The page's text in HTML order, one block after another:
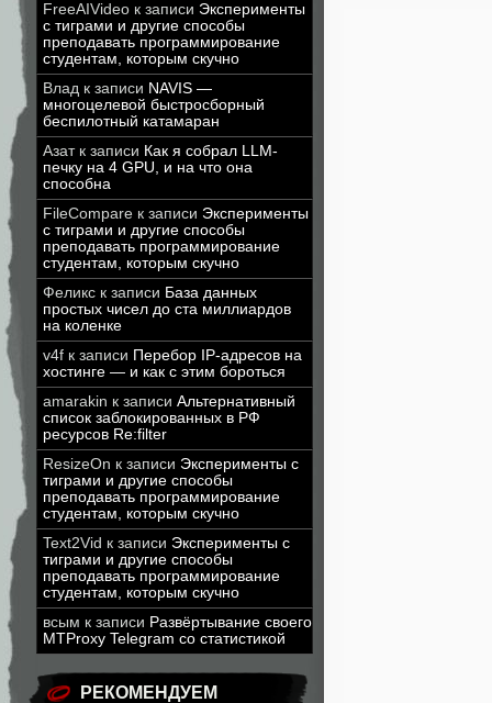
FreeAIVideo к записи Эксперименты
с тиграми и другие способы
преподавать программирование
студентам, которым скучно
Влад к записи NAVIS —
многоцелевой быстросборный
беспилотный катамаран
Азатк записи Как я собрал LLM-
печку на 4 GPU, и на что она
способна
FileCompare к записи Эксперименты
с тиграми и другие способы
преподавать программирование
студентам, которым скучно
Феликс к записи База данных
простых чисел до ста миллиардов
на коленке
v4f к записи Перебор IP-адресов на
хостинге — и как с этим бороться
amarakin к записи Альтернативный
список заблокированных в РФ
ресурсов Re:filter
ResizeOn к записи Эксперименты с
тиграми и другие способы
преподавать программирование
студентам, которым скучно
Text2Vid к записи Эксперименты с
тиграми и другие способы
преподавать программирование
студентам, которым скучно
всым к записи Развёртывание своего
MTProxy Telegram со статистикой
РЕКОМЕНДУЕМ